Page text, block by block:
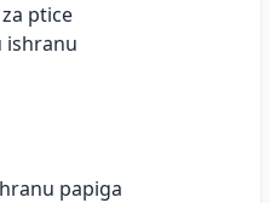
ptice
ishranu
papiga